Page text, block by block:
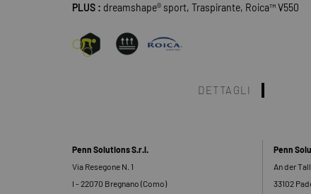
PLUS : dreamshape® sport, Traspirante, Roica™ V550
DETTAGLI
Penn Solutions S.r.l.
Via Resegone N. 1
I - 22070 Bregnano (Como)
Penn
An der
33102